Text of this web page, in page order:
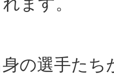
の選手た